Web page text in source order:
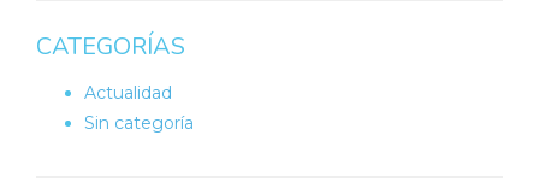
CATEGORÍAS
Actualidad
Sin categoría